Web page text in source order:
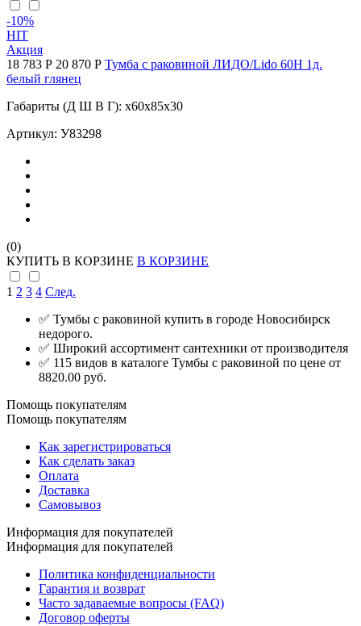
-10%
HIT
Акция
18 783 Р 20 870 Р Тумба с раковиной ЛИДО/Lido 60Н 1д.
белый глянец
Габариты (Д Ш В Г): x60x85x30
Артикул: У83298
(0)
КУПИТЬ В КОРЗИНЕ В КОРЗИНЕ
1 2 3 4 След.
✅ Тумбы с раковиной купить в городе Новосибирск
недорого.
✅ Широкий ассортимент сантехники от производителя
✅ 115 видов в каталоге Тумбы с раковиной по цене от
8820.00 руб.
Помощь покупателям
Помощь покупателям
Как зарегистрироваться
Как сделать заказ
Оплата
Доставка
Самовывоз
Информация для покупателей
Информация для покупателей
Политика конфиденциальности
Гарантия и возврат
Часто задаваемые вопросы (FAQ)
Договор оферты